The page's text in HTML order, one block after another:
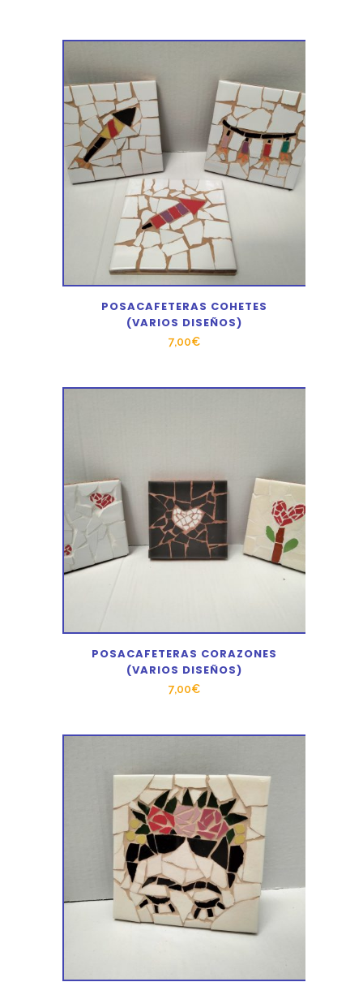
POSACAFETERAS COHETES
(VARIOS DISEÑOS)
7,00€
POSACAFETERAS CORAZONES
(VARIOS DISEÑOS)
7,00€